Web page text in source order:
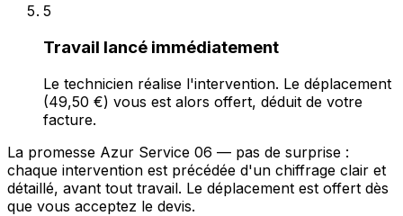
5
Travail lancé immédiatement
Le technicien réalise l'intervention. Le déplacement
(49,50 €) vous est alors offert, déduit de votre
facture.
La promesse Azur Service 06 — pas de surprise :
chaque intervention est précédée d'un chiffrage clair et
détaillé, avant tout travail. Le déplacement est offert dès
que vous acceptez le devis.